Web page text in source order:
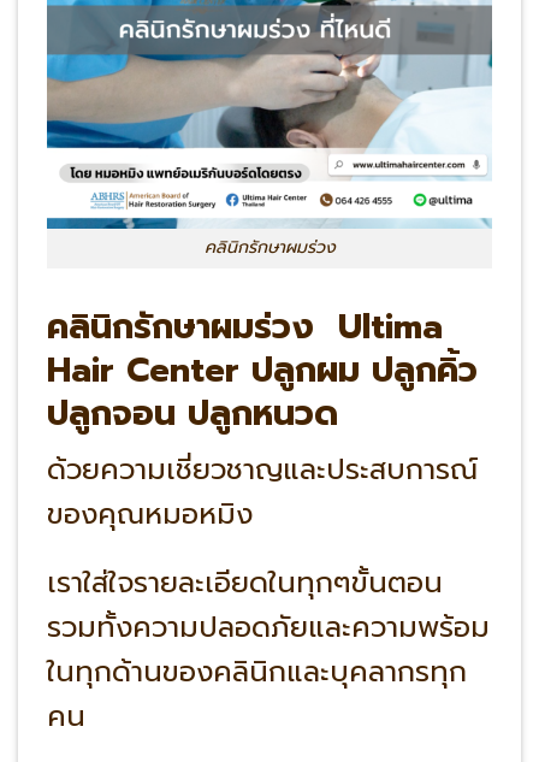
คลินิกรักษาผมร่วง
คลินิกรักษาผมร่วง Ultima
Hair Center ปลูกผม ปลูกคิ้ว
ปลูกจอน ปลูกหนวด
ด้วยความเชี่ยวชาญและประสบการณ์
ของคุณหมอหมิง
เราใส่ใจรายละเอียดในทุกๆขั้นตอน
รวมทั้งความปลอดภัยและความพร้อม
ในทุกด้านของคลินิกและบุคลากรทุก
คน